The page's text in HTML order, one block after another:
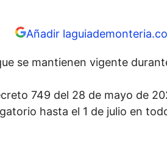
Añadir
se mantienen vigente
749 del 28 de mayo de
hasta el 1 de julio en